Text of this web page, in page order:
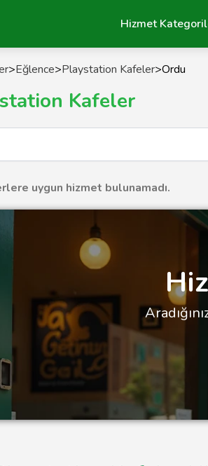
Hizmet
>Eğlence>Playstation Kafeler>Ordu
Kafeler
uygun hizmet bulunamadı.